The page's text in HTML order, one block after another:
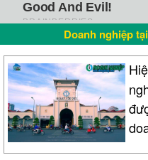
Doanh nghiệp